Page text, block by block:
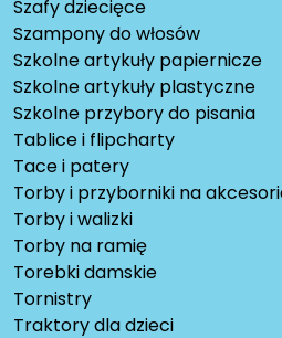
Szafy dziecięce
Szampony do włosów
Szkolne artykuły papiernicze
Szkolne artykuły plastyczne
Szkolne przybory do pisania
Tablice i flipcharty
Tace i patery
Torby i przyborniki na
Torby i walizki
Torby na ramię
Torebki damskie
Tornistry
Traktory dla dzieci